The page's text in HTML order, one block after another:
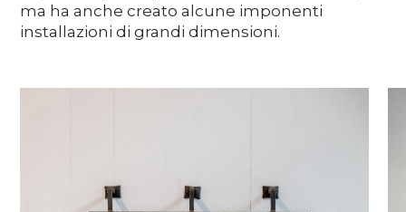
ma ha anche creato alcune imponenti
installazioni di grandi dimensioni.